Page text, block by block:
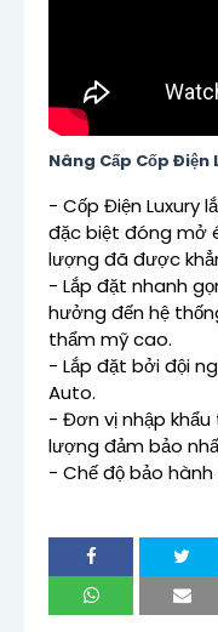
Nâng Cấp Cốp Điện
- Cốp Điện Luxury
đặc biệt đóng mở
lượng đã được
- Lắp đặt nhanh
hưởng đến hệ
thẩm mỹ cao.
- Lắp đặt bởi đội
Auto.
- Đơn vị nhập
lượng đảm bảo
- Chế độ bảo